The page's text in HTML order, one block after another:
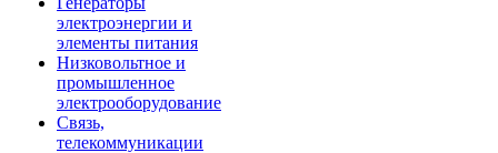
электроэнергии и
элементы питания
Низковольтное и
промышленное
электрооборудование
Связь,
телекоммуникации